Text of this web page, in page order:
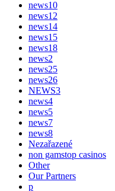
news10
news12
news14
news15
news18
news2
news25
news26
NEWS3
news4
news5
news7
news8
Nezařazené
non gamstop casinos
Other
Our Partners
p